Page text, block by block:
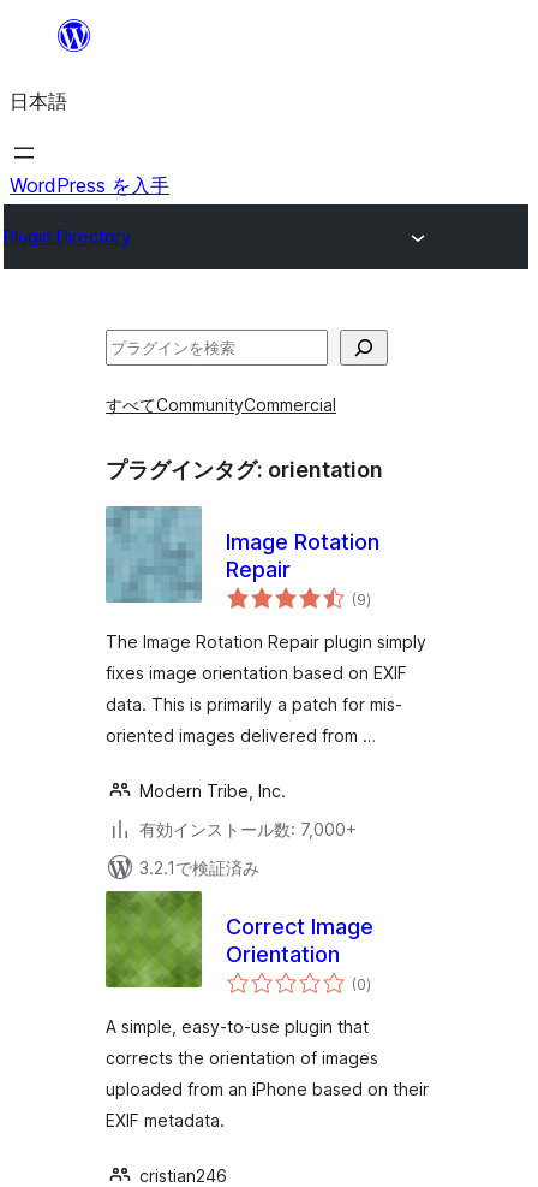
を
ス
キ
プ
日本語
WordPress を入手
Plugin Directory
検
すべてCommunityCommercial
プラグインタグ: orientation
Image Rotation
Repair
(9個
の
価
)
The Image Rotation Repair plugin simply
fixes image orientation based on EXIF
data. This is primarily a patch for mis-
oriented images delivered from …
Modern Tribe, Inc.
有効インストール数: 7,000+
3.2.1で検証済み
Correct Image
Orientation
(0個
の
価
)
A simple, easy-to-use plugin that
corrects the orientation of images
uploaded from an iPhone based on their
EXIF metadata.
cristian246